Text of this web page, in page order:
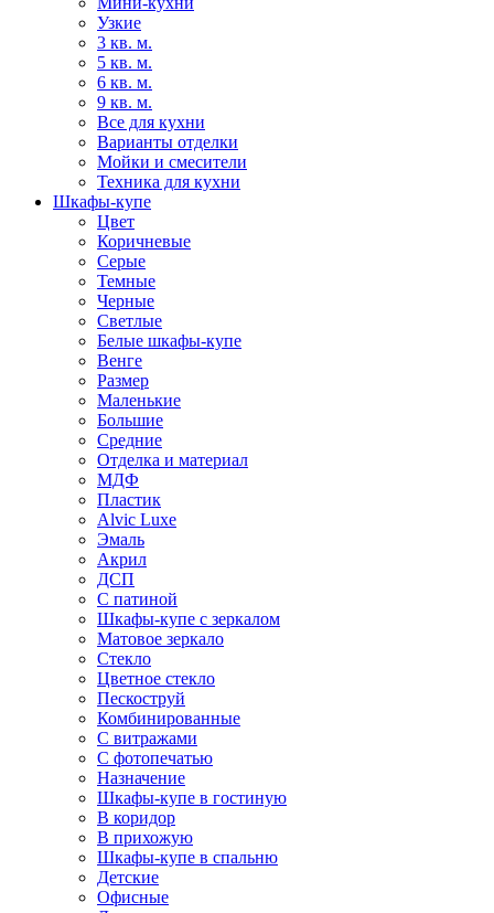
Узкие
3 кв. м.
5 кв. м.
6 кв. м.
9 кв. м.
Все для кухни
Варианты отделки
Мойки и смесители
Техника для кухни
Шкафы-купе
Цвет
Коричневые
Серые
Темные
Черные
Светлые
Белые шкафы-купе
Венге
Размер
Маленькие
Большие
Средние
Отделка и материал
МДФ
Пластик
Alvic Luxe
Эмаль
Акрил
ДСП
С патиной
Шкафы-купе с зеркалом
Матовое зеркало
Стекло
Цветное стекло
Пескоструй
Комбинированные
С витражами
С фотопечатью
Назначение
Шкафы-купе в гостиную
В коридор
В прихожую
Шкафы-купе в спальню
Детские
Офисные